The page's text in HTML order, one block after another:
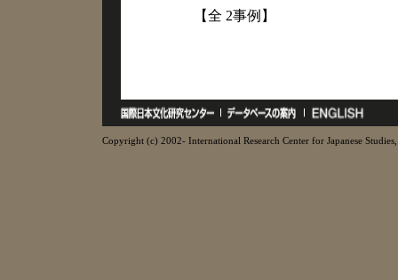
【全 2事例】
Copyright (c) 2002- International Research Center for Japanese